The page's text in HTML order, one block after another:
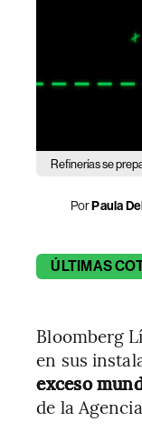
Refinerías se
PorPaula
ÚLTIMAS
Bloomberg
en sus
exceso
de la